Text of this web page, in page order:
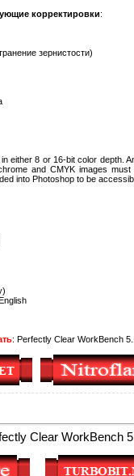
корректировки:
зернистости)
either 8 or 16-bit color depth.
and CMYK images
into Photoshop to be
: Perfectly Clear WorkBench
Clear WorkBench